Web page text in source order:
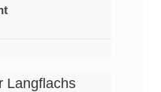
Langflachs